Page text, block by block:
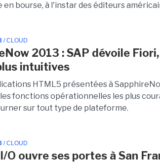
bourse, à l'instar des éditeurs
/ CLOUD
2013 : SAP dévoile
intuitives
HTML5 présentées à
fonctions opérationnelles les plus
sur tout type de plateforme.
/ CLOUD
O ouvre ses portes à San